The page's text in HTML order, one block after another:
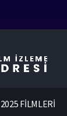
2025 FİLMLERİ